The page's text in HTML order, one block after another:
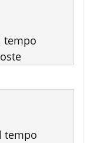
tempo
tempo